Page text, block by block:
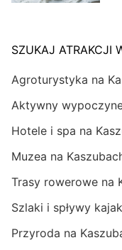
SZUKAJ ATRAKCJI
Agroturystyka na
Aktywny
Hotele i spa na
Muzea na
Trasy rowerowe na
Szlaki i spływy
Przyroda na